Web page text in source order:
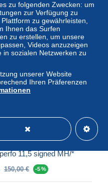
Privatperson
11,5 signed MH/*
150,00 € -5 %
zu folgenden Zwecken: um
zur Verfügung zu
zu gewährleisten,
Ihnen das Surfen
zu erstellen, um unsere
Videos anzuzeigen
sozialen Netzwerken zu
unserer Website
Ihren Präferenzen